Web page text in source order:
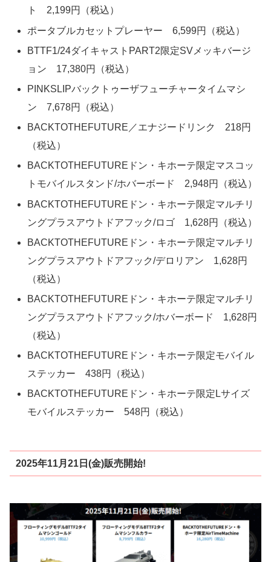
ト 2,199円（税込）
ポータブルカセットプレーヤー 6,599円（税込）
BTTF1/24ダイキャストPART2限定SVメッキバージ
ョン 17,380円（税込）
PINKSLIPバックトゥーザフューチャータイムマシ
ン 7,678円（税込）
BACKTOTHEFUTURE／エナジードリンク 218円
（税込）
BACKTOTHEFUTUREドン・キホーテ限定マスコッ
トモバイルスタンド/ホバーボード 2,948円（税込）
BACKTOTHEFUTUREドン・キホーテ限定マルチリ
ングプラスアウトドアフック/ロゴ 1,628円（税込）
BACKTOTHEFUTUREドン・キホーテ限定マルチリ
ングプラスアウトドアフック/デロリアン 1,628円
（税込）
BACKTOTHEFUTUREドン・キホーテ限定マルチリ
ングプラスアウトドアフック/ホバーボード 1,628円
（税込）
BACKTOTHEFUTUREドン・キホーテ限定モバイル
ステッカー 438円（税込）
BACKTOTHEFUTUREドン・キホーテ限定Lサイズ
モバイルステッカー 548円（税込）
2025年11月21日(金)販売開始!